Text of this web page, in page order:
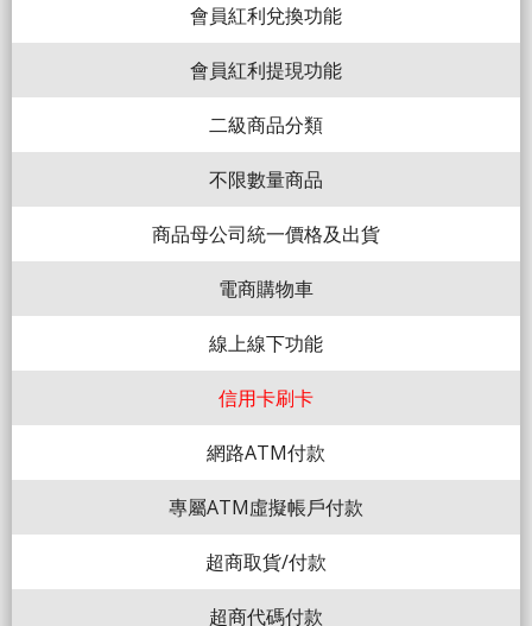
會員紅利兌換功能
會員紅利提現功能
二級商品分類
不限數量商品
商品母公司統一價格及出貨
電商購物車
線上線下功能
信用卡刷卡
網路ATM付款
專屬ATM虛擬帳戶付款
超商取貨/付款
超商代碼付款